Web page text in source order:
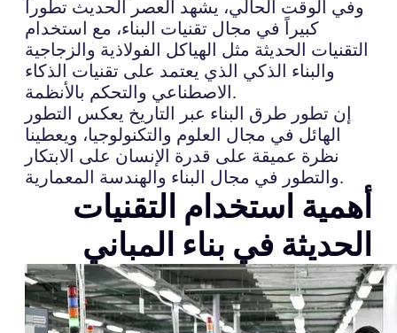
وفي الوقت الحالي، يشهد العصر الحديث تطوراً
كبيراً في مجال تقنيات البناء، مع استخدام
التقنيات الحديثة مثل الهياكل الفولاذية والزجاجية
والبناء الذكي الذي يعتمد على تقنيات الذكاء
الاصطناعي والتحكم بالأنظمة.
إن تطور طرق البناء عبر التاريخ يعكس التطور
الهائل في مجال العلوم والتكنولوجيا، ويعطينا
نظرة عميقة على قدرة الإنسان على الابتكار
والتطور في مجال البناء والهندسة المعمارية.
أهمية استخدام التقنيات
الحديثة في بناء المباني